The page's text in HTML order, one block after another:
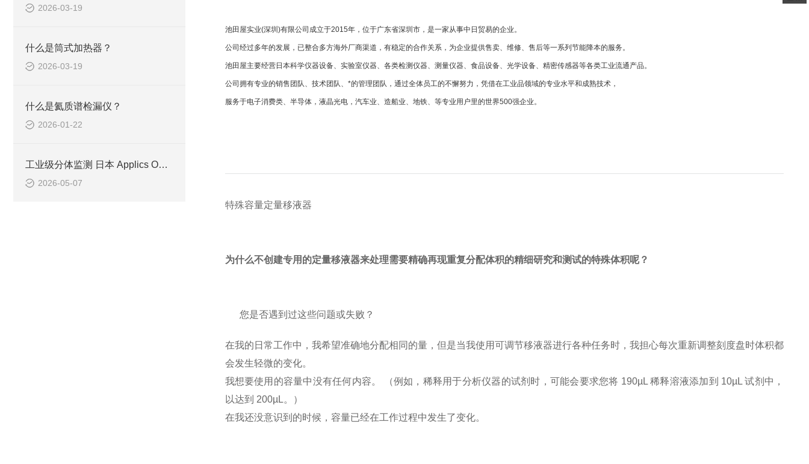
2026-03-19
什么是筒式加热器？
2026-03-19
什么是氦质谱检漏仪？
2026-01-22
工业级分体监测 日本 Applics OD-UND 非指示式溶解臭氧浓度计技术解析
2026-05-07
池田屋实业(深圳)有限公司成立于2015年，位于广东省深圳市，是一家从事中日贸易的企业。
公司经过多年的发展，已整合多方海外厂商渠道，有稳定的合作关系，为企业提供售卖、维修、售后等一系列节能降本的服务。
池田屋主要经营日本科学仪器设备、实验室仪器、各类检测仪器、测量仪器、食品设备、光学设备、精密传感器等各类工业流通产品。
公司拥有专业的销售团队、技术团队、*的管理团队，通过全体员工的不懈努力，凭借在工业品领域的专业水平和成熟技术，
服务于电子消费类、半导体，液晶光电，汽车业、造船业、地铁、等专业用户里的世界500强企业。
特殊容量定量移液器
为什么不创建专用的定量移液器来处理需要精确再现重复分配体积的精细研究和测试的特殊体积呢？
您是否遇到过这些问题或失败？
在我的日常工作中，我希望准确地分配相同的量，但是当我使用可调节移液器进行各种任务时，我担心每次重新调整刻度盘时体积都
会发生轻微的变化。
我想要使用的容量中没有任何内容。 （例如，稀释用于分析仪器的试剂时，可能会要求您将 190µL 稀释溶液添加到 10µL 试剂中，
以达到 200µL。）
在我还没意识到的时候，容量已经在工作过程中发生了变化。